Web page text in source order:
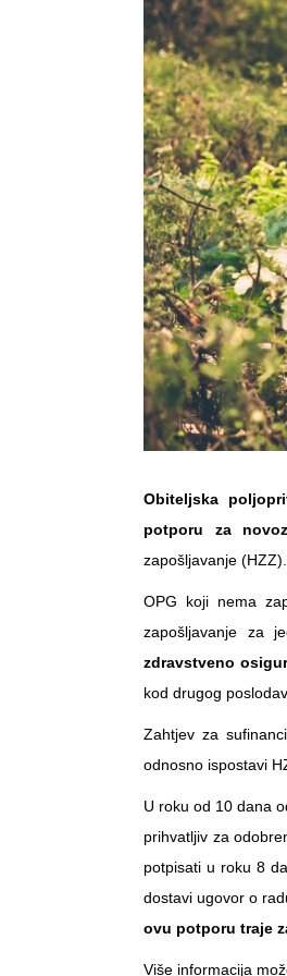
Obiteljska
potporu za
zapošljavanje (HZZ).
OPG koji nema
zapošljavanje za
zdravstveno
kod drugog
Zahtjev za
odnosno ispostavi
U roku od 10 dana
prihvatljiv za
potpisati u roku 8
dostavi ugovor o
ovu potporu traje
Više informacija